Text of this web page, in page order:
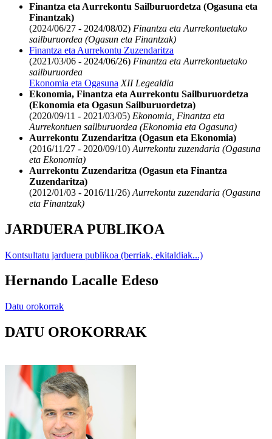
Finantza eta Aurrekontu Sailburuordetza (Ogasuna eta
Finantzak)
(2024/06/27 - 2024/08/02) Finantza eta Aurrekontuetako
sailburuordea (Ogasun eta Finantzak)
Finantza eta Aurrekontu Zuzendaritza
(2021/03/06 - 2024/06/26) Finantza eta Aurrekontuetako
sailburuordea
Ekonomia eta Ogasuna XII Legealdia
Ekonomia, Finantza eta Aurrekontu Sailburuordetza
(Ekonomia eta Ogasun Sailburuordetza)
(2020/09/11 - 2021/03/05) Ekonomia, Finantza eta
Aurrekontuen sailburuordea (Ekonomia eta Ogasuna)
Aurrekontu Zuzendaritza (Ogasun eta Ekonomia)
(2016/11/27 - 2020/09/10) Aurrekontu zuzendaria (Ogasuna
eta Ekonomia)
Aurrekontu Zuzendaritza (Ogasun eta Finantza
Zuzendaritza)
(2012/01/03 - 2016/11/26) Aurrekontu zuzendaria (Ogasuna
eta Finantzak)
JARDUERA PUBLIKOA
Kontsultatu jarduera publikoa (berriak, ekitaldiak...)
Hernando Lacalle Edeso
Datu orokorrak
DATU OROKORRAK